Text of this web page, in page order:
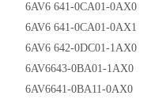
6AV6 641-0CA01-0AX0
6AV6 641-0CA01-0AX1
6AV6 642-0DC01-1AX0
6AV6643-0BA01-1AX0
6AV6641-0BA11-0AX0